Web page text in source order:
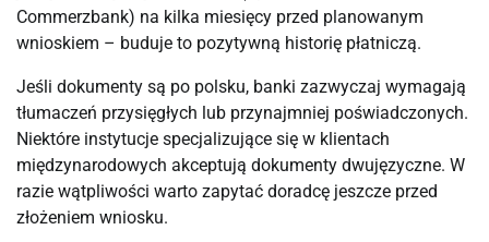
Commerzbank) na kilka miesięcy przed planowanym
wnioskiem – buduje to pozytywną historię płatniczą.
Jeśli dokumenty są po polsku, banki zazwyczaj wymagają
tłumaczeń przysięgłych lub przynajmniej poświadczonych.
Niektóre instytucje specjalizujące się w klientach
międzynarodowych akceptują dokumenty dwujęzyczne. W
razie wątpliwości warto zapytać doradcę jeszcze przed
złożeniem wniosku.